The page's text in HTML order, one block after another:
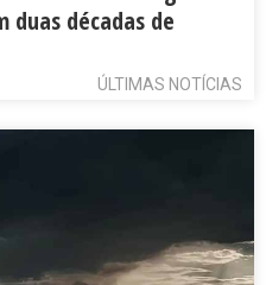
duas décadas de
ÚLTIMAS NOTÍCIAS